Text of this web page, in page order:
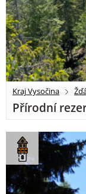
Kraj Vysočina
Přírodní